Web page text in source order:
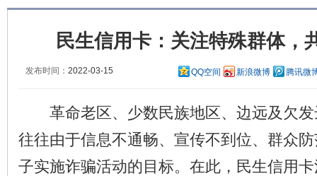
民生信用卡：关注特殊群体，
发布时间： 2022-03-15 QQ空间 新浪微博 腾讯微
革命老区、少数民族地区、边远及欠发
往往由于信息不通畅、宣传不到位、群众
子实施诈骗活动的目标。在此，民生信用